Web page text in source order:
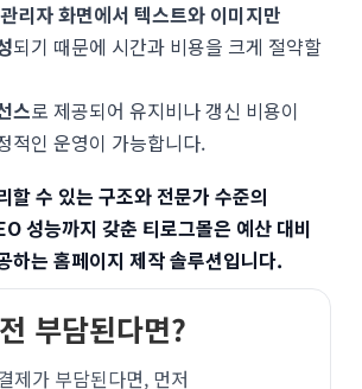
관리자 화면에서 텍스트와 이미지만
되기 때문에 시간과 비용을 크게 절약할
스로 제공되어 유지비나 갱신 비용이
적인 운영이 가능합니다.
할 수 있는 구조와 전문가 수준의
성능까지 갖춘 티로그몰은 예산 대비
하는 홈페이지 제작 솔루션입니다.
부담된다면?
제가 부담된다면, 먼저